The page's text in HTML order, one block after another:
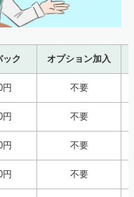
ック オプション加入
円 不要
円 不要
円 不要
円 不要